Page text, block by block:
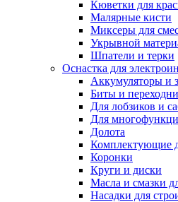
Кюветки для
Малярные кисти
Миксеры для
Укрывной
Шпатели и терки
Оснастка для
Аккумуляторы и
Биты и
Для лобзиков и
Для
Долота
Комплектующие
Коронки
Круги и диски
Масла и смазки
Насадки для